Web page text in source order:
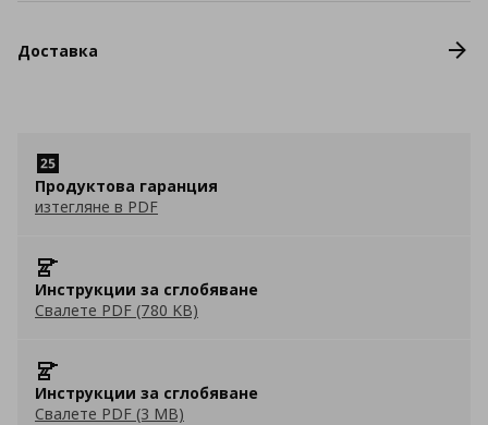
Доставка
Продуктова гаранция
изтегляне в PDF
Инструкции за сглобяване
Свалете PDF (780 KB)
Инструкции за сглобяване
Свалете PDF (3 MB)